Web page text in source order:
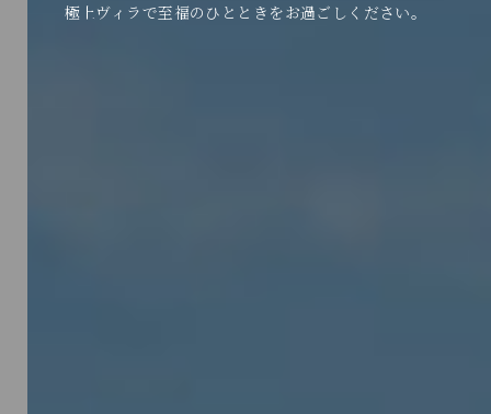
極上ヴィラで至福のひとときをお過ごしください。